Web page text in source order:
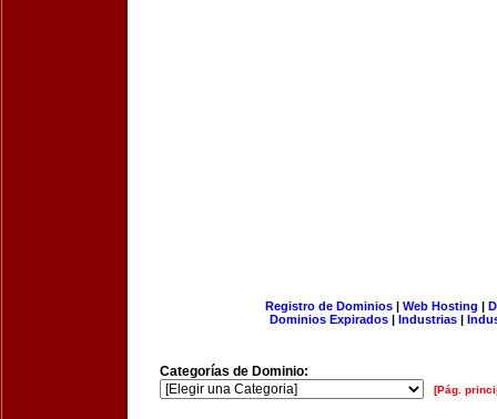
Registro de Dominios| Web Hosting |
Dominios Expirados | Industrias |
Categorías de Dominio:
[Pág.